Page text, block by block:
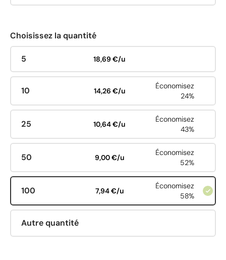
Choisissez la quantité
5 18,69 €/u
10 14,26 €/u
Économisez
24%
25 10,64 €/u
Économisez
43%
50 9,00 €/u
Économisez
52%
100 7,94 €/u
Économisez
58%
Autre quantité